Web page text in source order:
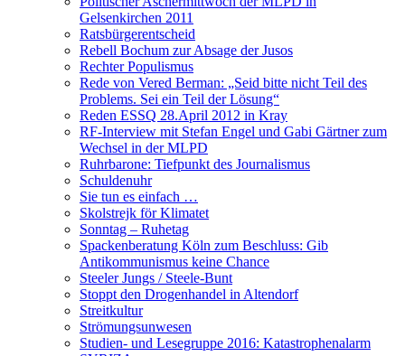
Gelsenkirchen 2011
Ratsbürgerentscheid
Rebell Bochum zur Absage der Jusos
Rechter Populismus
Rede von Vered Berman: „Seid bitte nicht Teil des
Problems. Sei ein Teil der Lösung“
Reden ESSQ 28.April 2012 in Kray
RF-Interview mit Stefan Engel und Gabi Gärtner zum
Wechsel in der MLPD
Ruhrbarone: Tiefpunkt des Journalismus
Schuldenuhr
Sie tun es einfach …
Skolstrejk för Klimatet
Sonntag – Ruhetag
Spackenberatung Köln zum Beschluss: Gib
Antikommunismus keine Chance
Steeler Jungs / Steele-Bunt
Stoppt den Drogenhandel in Altendorf
Streitkultur
Strömungsunwesen
Studien- und Lesegruppe 2016: Katastrophenalarm